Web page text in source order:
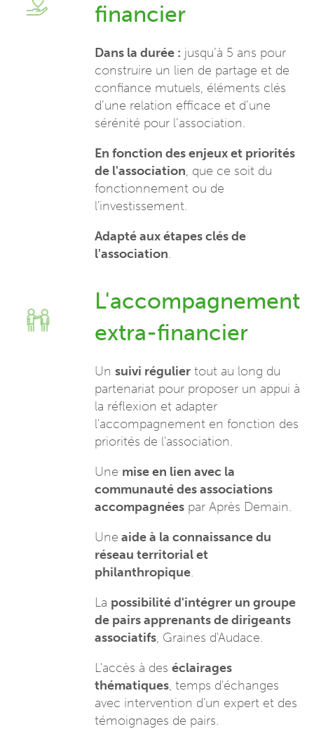
financier
Dans la durée : jusqu’à 5 ans pour
construire un lien de partage et de
confiance mutuels, éléments clés
d’une relation efficace et d’une
sérénité pour l’association.
En fonction des enjeux et priorités
de l'association, que ce soit du
fonctionnement ou de
l'investissement.
Adapté aux étapes clés de
l'association.
L'accompagnement
extra-financier
Un suivi régulier tout au long du
partenariat pour proposer un appui à
la réflexion et adapter
l'accompagnement en fonction des
priorités de l'association.
Une mise en lien avec la
communauté des associations
accompagnées par Après Demain.
Une aide à la connaissance du
réseau territorial et
philanthropique.
La possibilité d'intégrer un groupe
de pairs apprenants de dirigeants
associatifs, Graines d'Audace.
L'accès à des éclairages
thématiques, temps d'échanges
avec intervention d'un expert et des
témoignages de pairs.